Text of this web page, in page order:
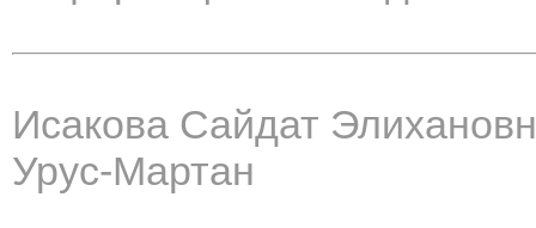
Исакова Сайдат
Урус-Мартан